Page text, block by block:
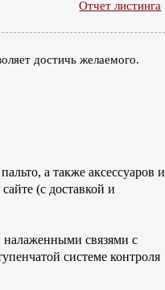
Отчет листинга
достичь желаемого.
а также аксессуаров и
(с доставкой и
связями с
системе контроля